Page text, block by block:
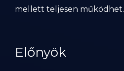
mellett teljesen működhet.
Előnyök